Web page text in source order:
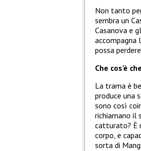
Non tanto
sembra un
Casanova e
accompagna
possa
Che cos’è
La trama è
produce una
sono così
richiamano il
catturato? È
corpo, e
sorta di